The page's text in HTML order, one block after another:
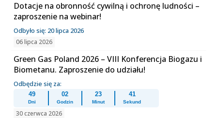
Dotacje na obronność cywilną i ochronę ludności –
zaproszenie na webinar!
Odbyło się: 20 lipca 2026
06 lipca 2026
Green Gas Poland 2026 – VIII Konferencja Biogazu i
Biometanu. Zaproszenie do udziału!
Odbędzie się za:
49
Dni
02
Godzin
23
Minut
41
Sekund
30 czerwca 2026